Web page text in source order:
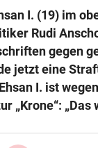
I. (19) im
Rudi
gegen
jetzt eine
I. ist
„Das